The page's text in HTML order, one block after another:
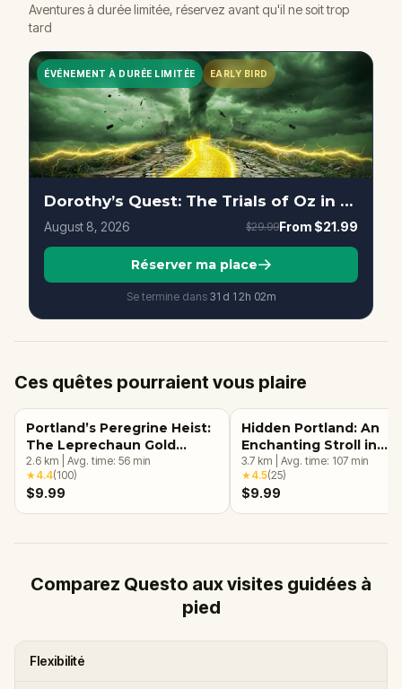
Aventures à durée limitée, réservez avant qu'il ne soit trop
tard
ÉVÉNEMENT À DURÉE LIMITÉE EARLY BIRD
Dorothy’s Quest: The Trials of Oz in Portland
August 8, 2026 $29.99From $21.99
Réserver ma place
Se termine dans 31d 12h 01m
Ces quêtes pourraient vous plaire
Portland’s Peregrine Heist:
The Leprechaun Gold
Quest
2.6 km Avg. time: 56 min
★4.4(100)
$9.99
Hidden Portland: An
Enchanting Stroll in
Southeast
3.7 km Avg. time: 107 min
★4.5(25)
$9.99
Comparez Questo aux visites guidées à
pied
Flexibilité